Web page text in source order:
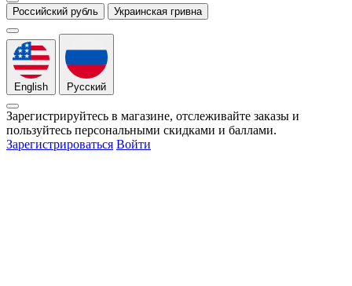
Российский рубль Украинская гривна
English Русский
Зарегистрируйтесь в магазине, отслеживайте заказы и
пользуйтесь персональными скидками и баллами.
Зарегистрироваться Войти